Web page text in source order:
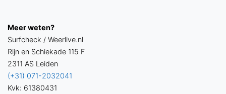
Meer weten?
Surfcheck / Weerlive.nl
Rijn en Schiekade 115 F
2311 AS Leiden
(+31) 071-2032041
Kvk: 61380431